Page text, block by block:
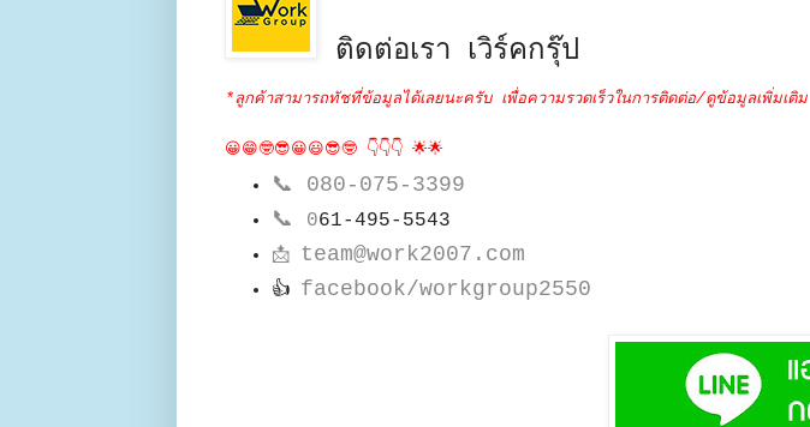
ติดต่อเรา เวิร์คกรุ๊ป
*ลูกค้าสามารถทัชที่ข้อมูลได้เลยนะครับ เพื่อความรวดเร็วในการติดต่อ/ดูข้อมูลเพิ่มเติม
😀😁🤓😎😀😃😎🤓 👇👇👇 🌟🌟
📞 080-075-3399
📞
061-495-5543
📩 team@work2007.com
👍 facebook/workgroup2550